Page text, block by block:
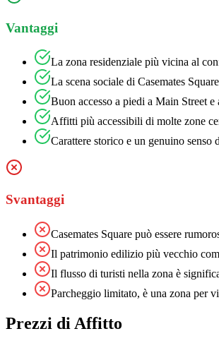
Vantaggi
La zona residenziale più vicina al
La scena sociale di Casemates
Buon accesso a piedi a Main Street e
Affitti più accessibili di molte zone
Carattere storico e un genuino senso
Svantaggi
Casemates Square può essere
Il patrimonio edilizio più vecchio
Il flusso di turisti nella zona è
Parcheggio limitato, è una zona per
Prezzi di Affitto